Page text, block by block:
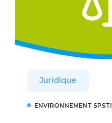
Juridique
ENVIRONNEMENT SPSTI